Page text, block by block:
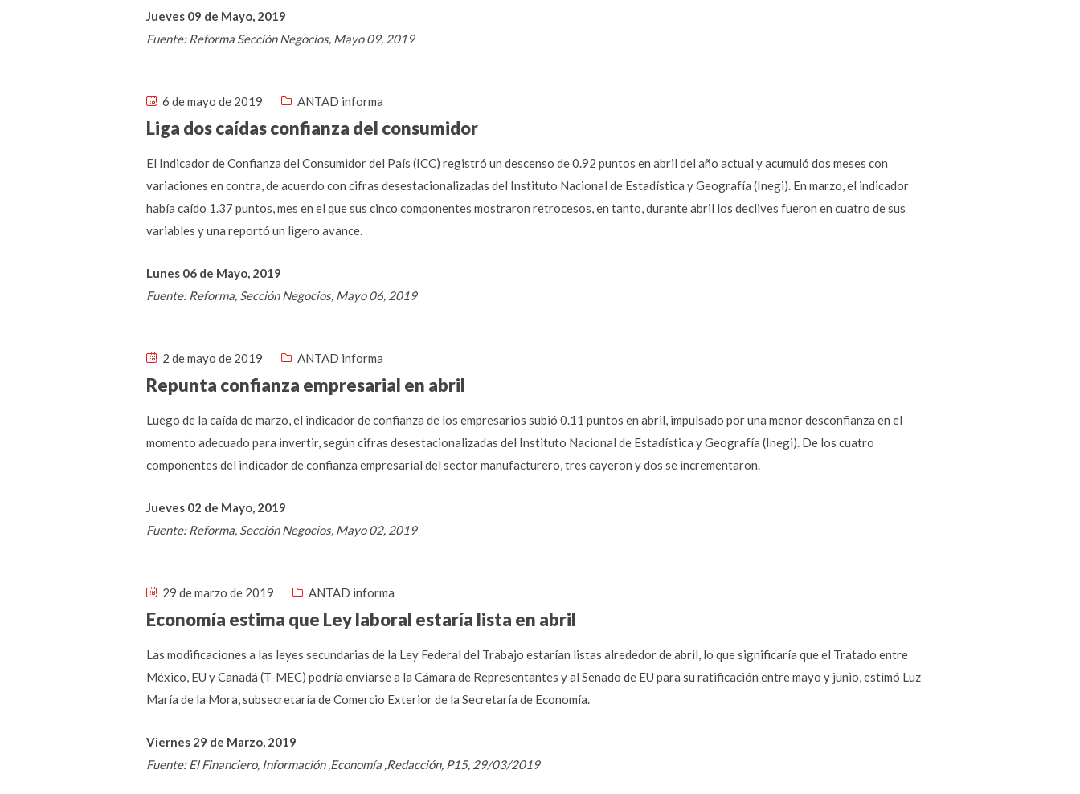
Jueves 09 de Mayo, 2019
Fuente: Reforma Sección Negocios, Mayo 09, 2019
6 de mayo de 2019 ANTAD informa
Liga dos caídas confianza del consumidor
El Indicador de Confianza del Consumidor del País (ICC) registró un descenso de 0.92 puntos en abril del año actual y acumuló dos meses con
variaciones en contra, de acuerdo con cifras desestacionalizadas del Instituto Nacional de Estadística y Geografía (Inegi). En marzo, el indicador
había caído 1.37 puntos, mes en el que sus cinco componentes mostraron retrocesos, en tanto, durante abril los declives fueron en cuatro de sus
variables y una reportó un ligero avance.
Lunes 06 de Mayo, 2019
Fuente: Reforma, Sección Negocios, Mayo 06, 2019
2 de mayo de 2019 ANTAD informa
Repunta confianza empresarial en abril
Luego de la caída de marzo, el indicador de confianza de los empresarios subió 0.11 puntos en abril, impulsado por una menor desconfianza en el
momento adecuado para invertir, según cifras desestacionalizadas del Instituto Nacional de Estadística y Geografía (Inegi). De los cuatro
componentes del indicador de confianza empresarial del sector manufacturero, tres cayeron y dos se incrementaron.
Jueves 02 de Mayo, 2019
Fuente: Reforma, Sección Negocios, Mayo 02, 2019
29 de marzo de 2019 ANTAD informa
Economía estima que Ley laboral estaría lista en abril
Las modificaciones a las leyes secundarias de la Ley Federal del Trabajo estarían listas alrededor de abril, lo que significaría que el Tratado entre
México, EU y Canadá (T-MEC) podría enviarse a la Cámara de Representantes y al Senado de EU para su ratificación entre mayo y junio, estimó Luz
María de la Mora, subsecretaría de Comercio Exterior de la Secretaría de Economía.
Viernes 29 de Marzo, 2019
Fuente: El Financiero, Información ,Economía ,Redacción, P15, 29/03/2019